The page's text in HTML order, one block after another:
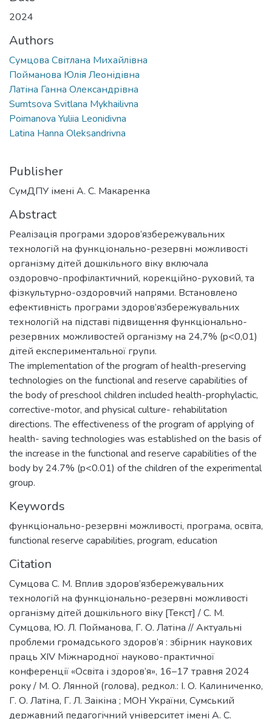
2024
Authors
Сумцова Світлана Михайлівна
Пойманова Юлія Леонідівна
Латіна Ганна Олександрівна
Sumtsova Svitlana Mykhailivna
Poimanova Yuliia Leonidivna
Latina Hanna Oleksandrivna
Publisher
СумДПУ імені А. С. Макаренка
Abstract
Реалізація програми здоров’язбережувальних
технологій на функціонально-резервні можливості
організму дітей дошкільного віку включала
оздоровчо-профілактичний, корекційно-руховий, та
фізкультурно-оздоровчий напрями. Встановлено
ефективність програми здоров’язбережувальних
технологій на підставі підвищення функціонально-
резервних можливостей організму на 24,7% (p<0,01)
дітей експериментальної групи.
The implementation of the program of health-preserving
technologies on the functional and reserve capabilities of
the body of preschool children included health-prophylactic,
corrective-motor, and physical culture- rehabilitation
directions. The effectiveness of the program of applying of
health- saving technologies was established on the basis of
the increase in the functional and reserve capabilities of the
body by 24.7% (p<0.01) of the children of the experimental
group.
Keywords
функціонально-резервні можливості, програма, освіта,
functional reserve capabilities, program, education
Citation
Сумцова С. М. Вплив здоров’язбережувальних
технологій на функціонально-резервні можливості
організму дітей дошкільного віку [Текст] / С. М.
Сумцова, Ю. Л. Пойманова, Г. О. Латіна // Актуальні
проблеми громадського здоров’я : збірник наукових
праць XІV Міжнародної науково-практичної
конференції «Освіта і здоров’я», 16–17 травня 2024
року / М. О. Лянной (голова), редкол.: І. О. Калиниченко,
Г. О. Латіна, Г. Л. Заікіна ; МОН України, Сумський
державний педагогічний університет імені А. С.